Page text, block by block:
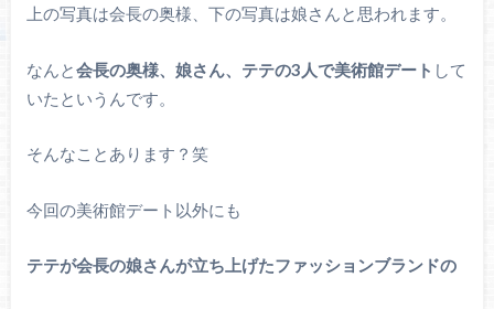
上の写真は会長の奥様、下の写真は娘さんと思われます。
なんと会長の奥様、娘さん、テテの3人で美術館デート して
いたというんです。
そんなことあります？笑
今回の美術館デート以外にも
テテが会長の娘さんが立ち上げたファッションブランドの